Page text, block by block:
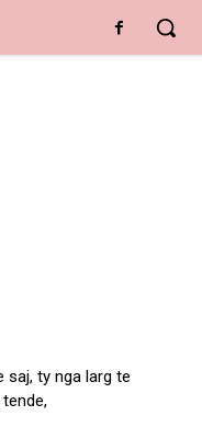
saj, ty nga larg te